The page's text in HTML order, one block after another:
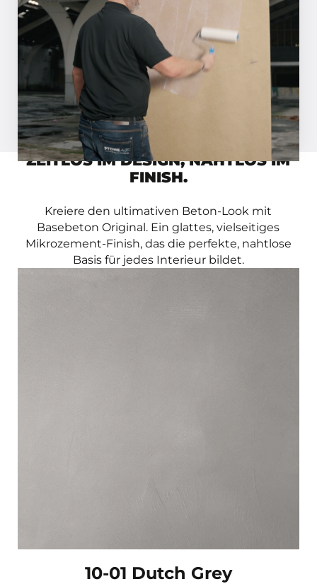
saugfähigen Untergrund? Dann
verdünnen Sie die Grundierung 1:1 mit
Wasser.
Inspirationsmagazin anfordern
Video ansehen
ZEITLOS IM DESIGN, NAHTLOS IM
FINISH.
Kreiere den ultimativen Beton-Look mit
Basebeton Original. Ein glattes, vielseitiges
Mikrozement-Finish, das die perfekte, nahtlose
Basis für jedes Interieur bildet.
10-01 Dutch Grey